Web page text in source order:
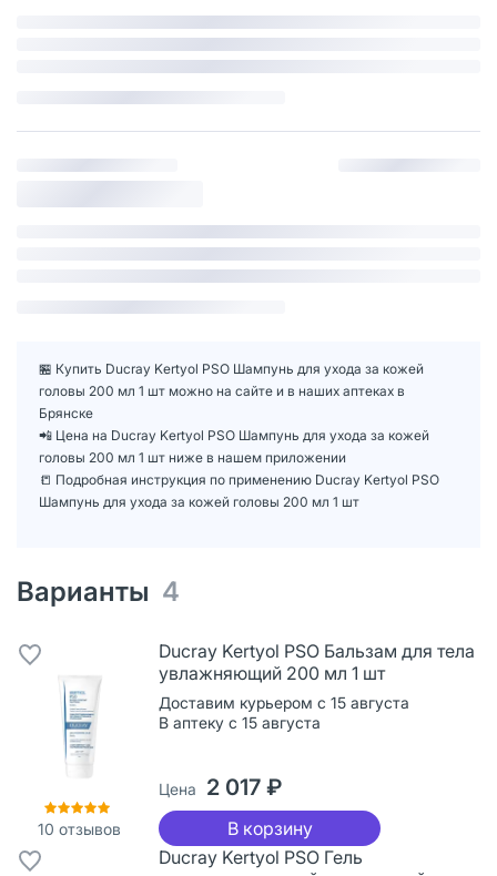
🏪 Купить Ducray Kertyol PSO Шампунь для ухода за кожей
головы 200 мл 1 шт можно на сайте и в наших аптеках в
Брянске
📲 Цена на Ducray Kertyol PSO Шампунь для ухода за кожей
головы 200 мл 1 шт ниже в нашем приложении
📒 Подробная инструкция по применению Ducray Kertyol PSO
Шампунь для ухода за кожей головы 200 мл 1 шт
Варианты 4
10 отзывов
Ducray Kertyol PSO Бальзам для тела
увлажняющий 200 мл 1 шт
Доставим курьером с 15 августа
В аптеку с 15 августа
Цена 2 017 ₽
В корзину
Ducray Kertyol PSO Гель